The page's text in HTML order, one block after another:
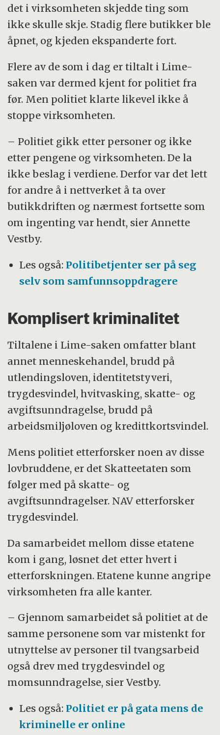
det i virksomheten skjedde ting som
ikke skulle skje. Stadig flere butikker ble
åpnet, og kjeden ekspanderte fort.
Flere av de som i dag er tiltalt i Lime-
saken var dermed kjent for politiet fra
før. Men politiet klarte likevel ikke å
stoppe virksomheten.
– Politiet gikk etter personer og ikke
etter pengene og virksomheten. De la
ikke beslag i verdiene. Derfor var det lett
for andre å i nettverket å ta over
butikkdriften og nærmest fortsette som
om ingenting var hendt, sier Annette
Vestby.
Les også: Politibetjenter ser på seg
selv som samfunnsoppdragere
Komplisert kriminalitet
Tiltalene i Lime-saken omfatter blant
annet menneskehandel, brudd på
utlendingsloven, identitetstyveri,
trygdesvindel, hvitvasking, skatte- og
avgiftsunndragelse, brudd på
arbeidsmiljøloven og kredittkortsvindel.
Mens politiet etterforsker noen av disse
lovbruddene, er det Skatteetaten som
følger med på skatte- og
avgiftsunndragelser. NAV etterforsker
trygdesvindel.
Da samarbeidet mellom disse etatene
kom i gang, løsnet det etter hvert i
etterforskningen. Etatene kunne angripe
virksomheten fra alle kanter.
– Gjennom samarbeidet så politiet at de
samme personene som var mistenkt for
utnyttelse av personer til tvangsarbeid
også drev med trygdesvindel og
momsunndragelse, sier Vestby.
Les også: Politiet er på gata mens de
kriminelle er online